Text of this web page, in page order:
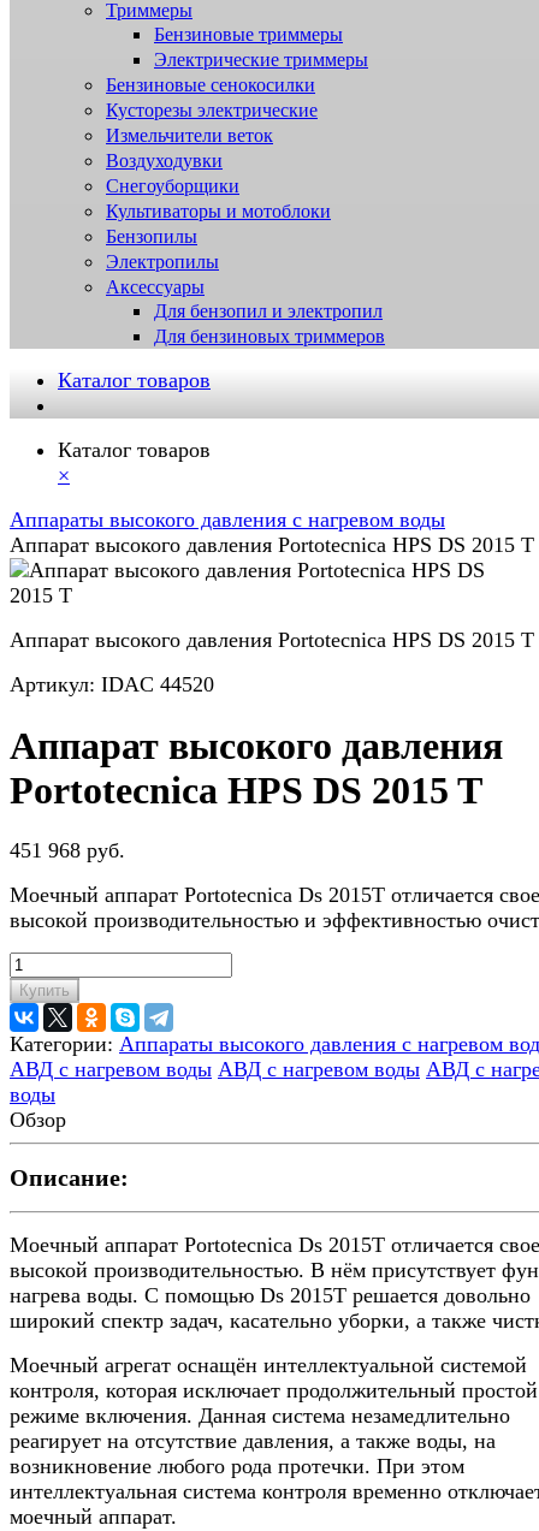
Триммеры
Бензиновые триммеры
Электрические триммеры
Бензиновые сенокосилки
Кусторезы электрические
Измельчители веток
Воздуходувки
Снегоуборщики
Культиваторы и мотоблоки
Бензопилы
Электропилы
Аксессуары
Для бензопил и электропил
Для бензиновых триммеров
Каталог товаров
Каталог товаров
×
Аппараты высокого давления с нагревом воды
Аппарат высокого давления Portotecnica HPS DS 2015 T
Аппарат высокого давления Portotecnica HPS DS 2015 T
Артикул: IDAC 44520
Аппарат высокого давления
Portotecnica HPS DS 2015 T
451 968 руб.
Моечный аппарат Portotecnica Ds 2015T отличается
высокой производительностью и эффективностью
Купить
Категории: Аппараты высокого давления с нагревом
АВД с нагревом воды АВД с нагревом воды АВД с
воды
Обзор
Описание:
Моечный аппарат Portotecnica Ds 2015T отличается
высокой производительностью. В нём присутствует
нагрева воды. С помощью Ds 2015T решается довольно
широкий спектр задач, касательно уборки, а также
Моечный агрегат оснащён интеллектуальной системой
контроля, которая исключает продолжительный
режиме включения. Данная система незамедлительно
реагирует на отсутствие давления, а также воды, на
возникновение любого рода протечки. При этом
интеллектуальная система контроля временно
моечный аппарат.